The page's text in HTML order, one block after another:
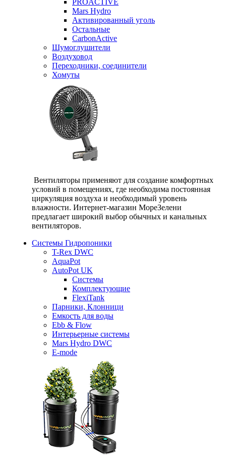
PROACTIVE
Mars Hydro
Активированный уголь
Остальные
CarbonActive
Шумоглушители
Воздуховод
Переходники, соединители
Хомуты
Вентиляторы применяют для создание комфортных
условий в помещениях, где необходима постоянная
циркуляция воздуха и необходимый уровень
влажности. Интернет-магазин МореЗелени
предлагает широкий выбор обычных и канальных
вентиляторов.
Системы Гидропоники
T-Rex DWC
AquaPot
AutoPot UK
Системы
Комплектующие
FlexiTank
Парники, Клонници
Емкость для воды
Ebb & Flow
Интерьерные системы
Mars Hydro DWC
E-mode